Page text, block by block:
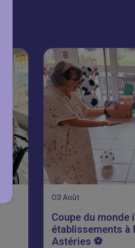
03 Août
Coupe du monde
établissements à
Astéries ⚽